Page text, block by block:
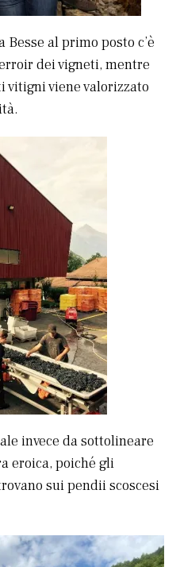
al primo posto c’è
dei vigneti, mentre
vitigni viene valorizzato
invece da sottolineare
eroica, poiché gli
sui pendii scoscesi